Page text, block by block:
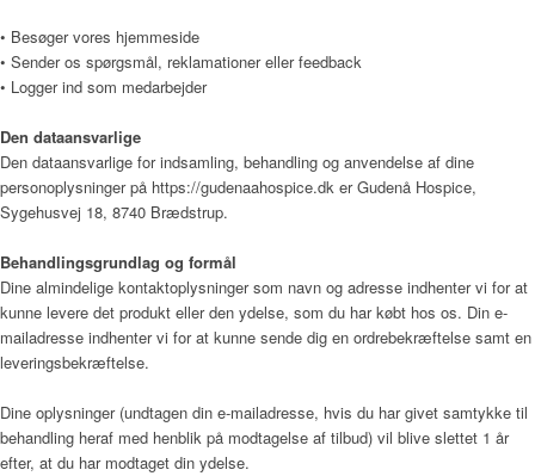
Donationer
Galleri
Årsrapporter
Årsrapport 2018 (PDF)
• Besøger vores hjemmeside
• Sender os spørgsmål, reklamationer eller feedback
• Logger ind som medarbejder
Den dataansvarlige
Den dataansvarlige for indsamling, behandling og anvendelse af dine
personoplysninger på https://gudenaahospice.dk erGudenå Hospice,
Sygehusvej 18, 8740 Brædstrup.
Behandlingsgrundlag og formål
Dine almindelige kontaktoplysninger som navn og adresse indhenter vi for at
kunne levere det produkt eller den ydelse, som du har købt hos os. Din e-
mailadresse indhenter vi for at kunne sende dig en ordrebekræftelse samt en
leveringsbekræftelse.
Dine oplysninger (undtagen din e-mailadresse, hvis du har givet samtykke til
behandling heraf med henblik på modtagelse af tilbud) vil blive slettet 1 år
efter, at du har modtaget din ydelse.